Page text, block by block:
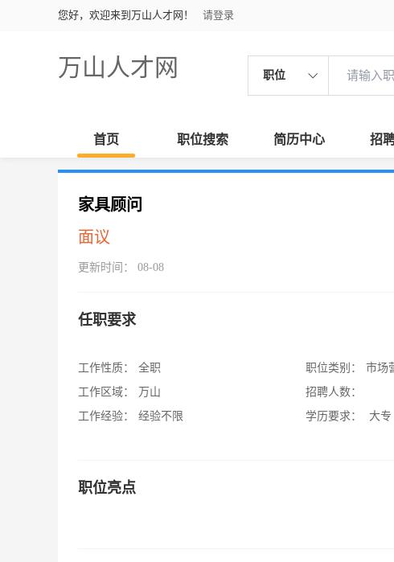
您好，欢迎来到万山人才网！ 请登录
万山人才网 职位
首页 职位搜索 简历中心 招
家具顾问
面议
更新时间： 08-08
任职要求
工作性质：
全职
工作区域：
万山
工作经验：
经验不限
职位类别：
市场
招聘人数：
学历要求：
大专
职位亮点